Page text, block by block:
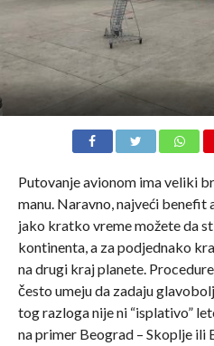
Putovanje avionom ima veliki
manu. Naravno, najveći benefit
jako kratko vreme možete da
kontinenta, a za podjednako
na drugi kraj planete.
često umeju da zadaju
tog razloga nije ni “isplativo”
na primer Beograd – Skoplje ili